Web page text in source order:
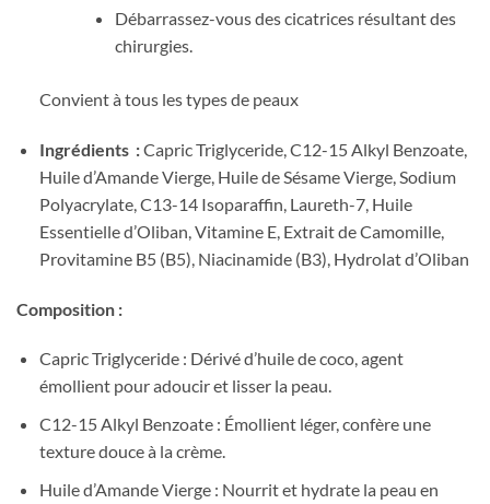
Débarrassez-vous des cicatrices résultant des
chirurgies.
Convient à tous les types de peaux
Ingrédients :Capric Triglyceride, C12-15 Alkyl Benzoate,
Huile d’Amande Vierge, Huile de Sésame Vierge, Sodium
Polyacrylate, C13-14 Isoparaffin, Laureth-7, Huile
Essentielle d’Oliban, Vitamine E, Extrait de Camomille,
Provitamine B5 (B5), Niacinamide (B3), Hydrolat d’Oliban
Composition :
Capric Triglyceride : Dérivé d’huile de coco, agent
émollient pour adoucir et lisser la peau.
C12-15 Alkyl Benzoate : Émollient léger, confère une
texture douce à la crème.
Huile d’Amande Vierge : Nourrit et hydrate la peau en